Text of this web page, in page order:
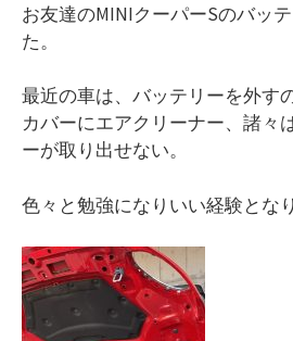
お友達のMINIクーパーSのバッ
た。
最近の車は、バッテリーを外す
カバーにエアクリーナー、諸々
ーが取り出せない。
色々と勉強になりいい経験とな